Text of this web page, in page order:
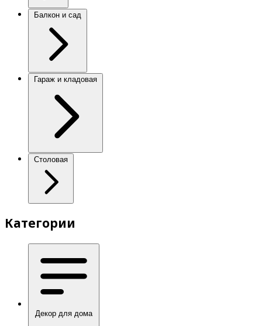
Балкон и сад
Гараж и кладовая
Столовая
Категории
Декор для дома